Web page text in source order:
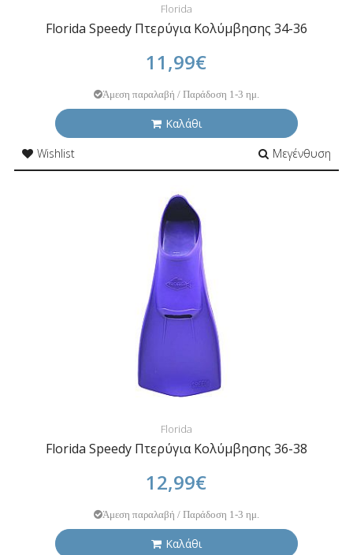
Florida
Florida Speedy Πτερύγια Κολύμβησης 34-36
11,99€
Άμεση παραλαβή / Παράδοση 1-3 ημ.
Καλάθι
Wishlist
Μεγένθυση
Florida
Florida Speedy Πτερύγια Κολύμβησης 36-38
12,99€
Άμεση παραλαβή / Παράδοση 1-3 ημ.
Καλάθι